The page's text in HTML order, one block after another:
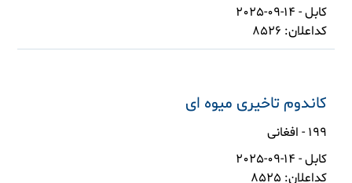
کابل - 14-09-2025
کداعلان: 8526
کاندوم تاخیری میوه ای
199 - افغانی
کابل - 14-09-2025
کداعلان: 8525